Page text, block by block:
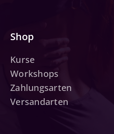
Shop
Kurse
Workshops
Zahlungsarten
Versandarten